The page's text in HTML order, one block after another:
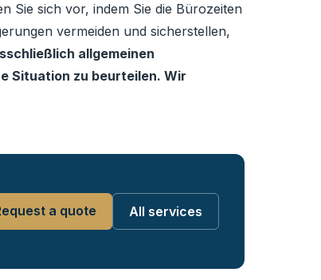
Sie sich vor, indem Sie die Bürozeiten
vermeiden und sicherstellen,
allgemeinen
Situation zu beurteilen. Wir
a quote All services